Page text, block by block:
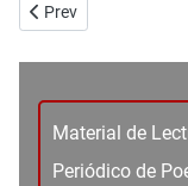
Material de
Periódico de
Previous article: No.
Prev